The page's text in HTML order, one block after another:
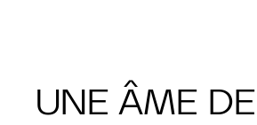
UNE ÂME DE